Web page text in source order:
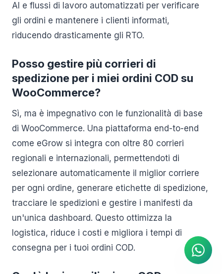
AI e flussi di lavoro automatizzati per verificare
gli ordini e mantenere i clienti informati,
riducendo drasticamente gli RTO.
Posso gestire più corrieri di
spedizione per i miei ordini COD su
WooCommerce?
Sì, ma è impegnativo con le funzionalità di base
di WooCommerce. Una piattaforma end-to-end
come eGrow si integra con oltre 80 corrieri
regionali e internazionali, permettendoti di
selezionare automaticamente il miglior corriere
per ogni ordine, generare etichette di spedizione,
tracciare le spedizioni e gestire i manifesti da
un'unica dashboard. Questo ottimizza la
logistica, riduce i costi e migliora i tempi di
consegna per i tuoi ordini COD.
Agente IA
Risposte istantanee su